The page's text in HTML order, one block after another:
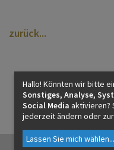
KONTAKT
zurück
Hallo! Könnten wir bitte
Sonstiges, Analyse,
Social Media aktivieren?
jederzeit ändern oder
Lassen Sie mich wählen...